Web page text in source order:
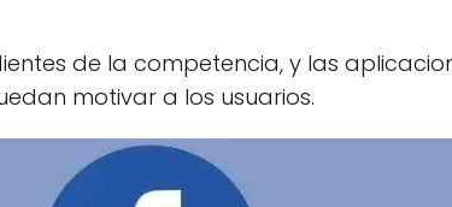
de la competencia, y las
motivar a los usuarios.